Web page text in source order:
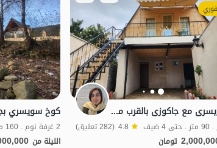
شالیه سویسری مع جاکوزی بالقرب من بابلکنار
4.8 (282 تعليق)
تومان
2 غرفة نوم . 160 متر . حتى 8 ضيف
الليلة من